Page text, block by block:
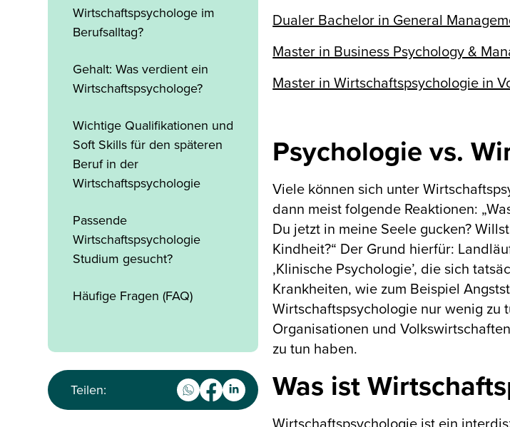
Wirtschaftspsychologe im
Berufsalltag?
Gehalt: Was verdient ein
Wirtschaftspsychologe?
Wichtige Qualifikationen und
Soft Skills für den späteren
Beruf in der
Wirtschaftspsychologie
Passende
Wirtschaftspsychologie
Studium gesucht?
Häufige Fragen (FAQ)
Teilen:
Dualer Bachelor in General
Master in Business Psychology &
Master in Wirtschaftspsychologie in
Psychologie vs.
Viele können sich unter
dann meist folgende Reaktionen:
Du jetzt in meine Seele gucken?
Kindheit?“ Der Grund hierfür:
‚Klinische Psychologie’, die sich
Krankheiten, wie zum Beispiel
Wirtschaftspsychologie nur wenig zu
Organisationen und
zu tun haben.
Was ist